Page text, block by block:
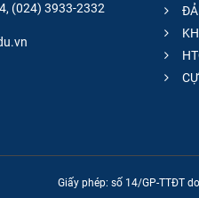
(024) 3933-2332
Giấy phép: số 14/GP-TTĐT